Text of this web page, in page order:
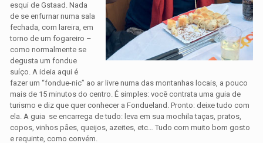
esqui de Gstaad. Nada
de se enfurnar numa sala
fechada, com lareira, em
torno de um fogareiro –
como normalmente se
degusta um fondue
suíço. A ideia aqui é
fazer um “fondue-nic” ao ar livre numa das montanhas locais, a pouco
mais de 15 minutos do centro. É simples: você contrata uma guia de
turismo e diz que quer conhecer a Fondueland. Pronto: deixe tudo com
ela. A guia se encarrega de tudo: leva em sua mochila taças, pratos,
copos, vinhos pães, queijos, azeites, etc… Tudo com muito bom gosto
e requinte, como convém.